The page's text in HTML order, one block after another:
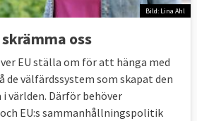
Bild: Lina Ahl
oss
EU ställa om för att hänga med
välfärdssystem som skapat den
världen. Därför behöver
EU:s sammanhållningspolitik